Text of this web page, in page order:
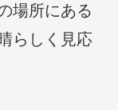
場所にある
らしく見応